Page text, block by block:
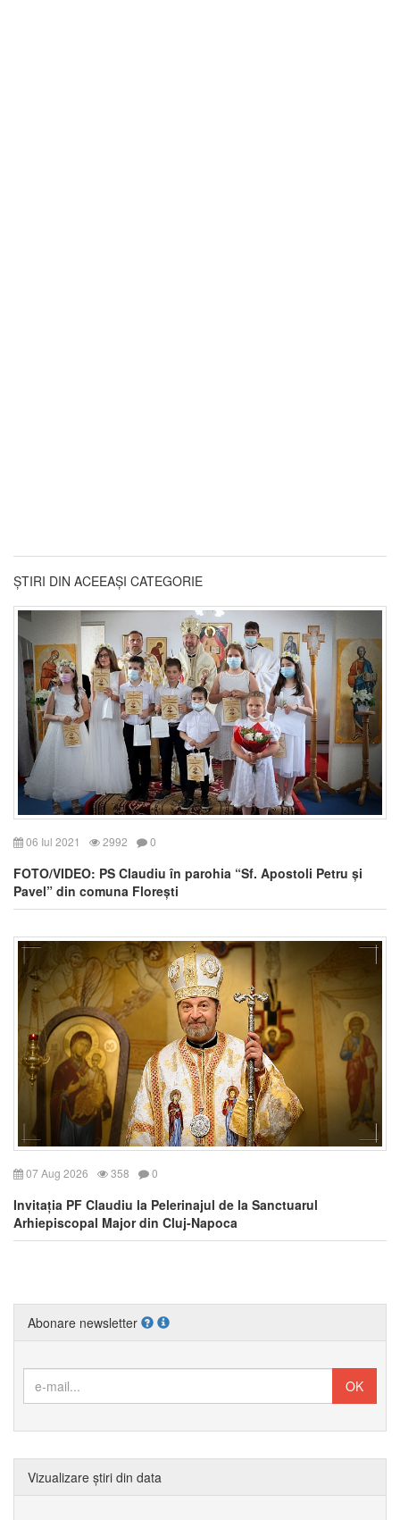
ȘTIRI DIN ACEEAȘI CATEGORIE
06 Iul 2021 2992 0
FOTO/VIDEO: PS Claudiu în parohia “Sf. Apostoli Petru și
Pavel” din comuna Florești
07 Aug 2026 358 0
Invitația PF Claudiu la Pelerinajul de la Sanctuarul
Arhiepiscopal Major din Cluj-Napoca
Abonare newsletter
Vizualizare știri din data